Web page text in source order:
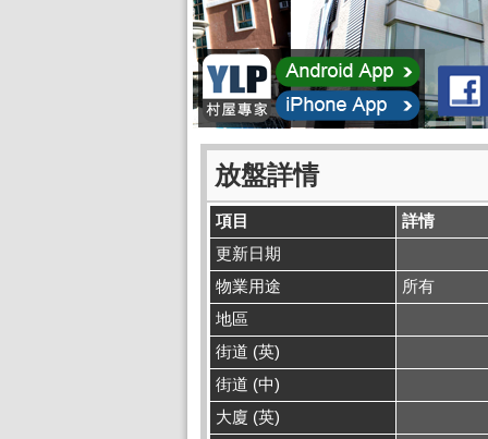
放盤詳情
項目
詳情
更新日期
物業用途
所有
地區
街道 (英)
街道 (中)
大廈 (英)